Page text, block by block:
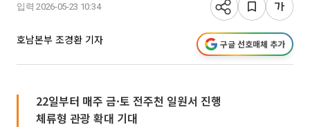
입력 2026-05-23 10:34
호남본부 조경환 기자 구글 선호매체 추가
22일부터 매주 금·토 전주천 일원서 진행
체류형 관광 확대 기대